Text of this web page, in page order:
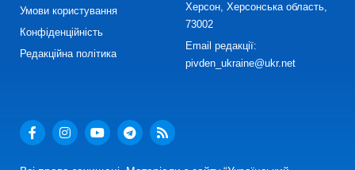
Умови користування
Конфіденційність
Редакційна політика
Херсон, Херсонська область,
73002
Email редакції:
pivden_ukraine@ukr.net